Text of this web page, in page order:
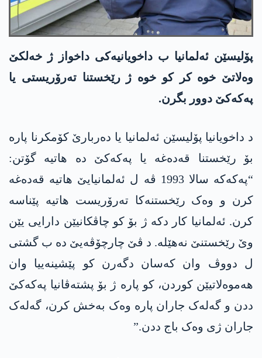
پۆلیسێن ئەلمانیا ب داخویانیەکی داخواز ژ خەلکێ
وەلاتێ خوە کر کو خوە ژ رێخستنا تەرۆریستی یا
پەکەکێ دوور بگرن.
د داخویانیا پۆلیسێن ئەلمانیا یا دەربارێ کۆمکرنا پارە
بۆ رێخستنا قەدەغە یا پەکەکێ دە ھاتیە گۆتن:
“پەکەکە سالا 1993 ڤە ل ئەلمانیایێ ھاتیە قەدەغە
کرن و وەک رێخستنەکا تەرۆریست ھاتیە پێناسە
کرن. ئەلمانیا کار دکە ژ بۆ کو چاڤکانیێن دارایی یێن
وێ رێخستنێ نەھێلە. د ڤێ چارچۆڤەیێ دە ب گشتی
ل دووڤ وان کەسان دگەرن کو پێشینەییا وان
ھەموەلاتیێن کوردن، کو پارە ژ بۆ پشتەڤانیا پەکەکێ
ددن و گەلەک جاران پارە وەک بەخش کرن، گەلەک
جاران ژی وەک باج ددن.”